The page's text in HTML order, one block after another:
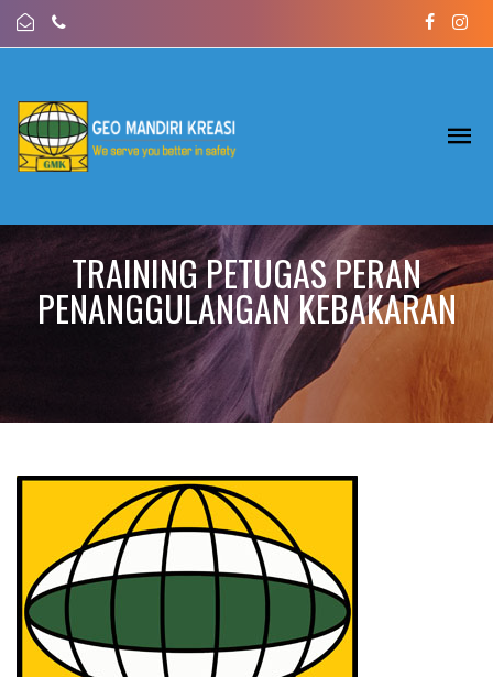
TRAINING PETUGAS PERAN
PENANGGULANGAN KEBAKARAN